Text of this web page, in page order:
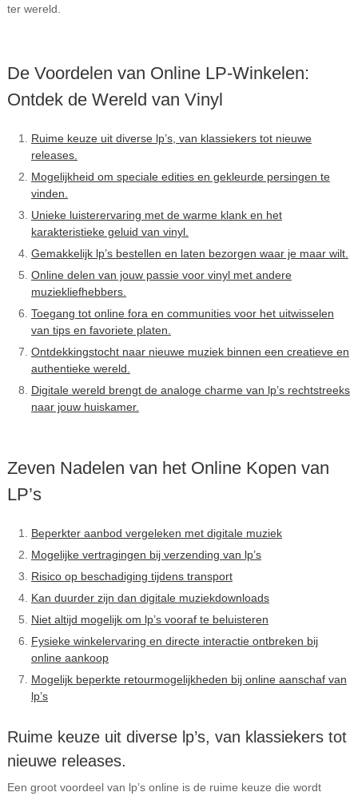
ter wereld.
De Voordelen van Online LP-Winkelen:
Ontdek de Wereld van Vinyl
Ruime keuze uit diverse lp’s, van klassiekers tot nieuwe
releases.
Mogelijkheid om speciale edities en gekleurde persingen te
vinden.
Unieke luisterervaring met de warme klank en het
karakteristieke geluid van vinyl.
Gemakkelijk lp’s bestellen en laten bezorgen waar je maar wilt.
Online delen van jouw passie voor vinyl met andere
muziekliefhebbers.
Toegang tot online fora en communities voor het uitwisselen
van tips en favoriete platen.
Ontdekkingstocht naar nieuwe muziek binnen een creatieve en
authentieke wereld.
Digitale wereld brengt de analoge charme van lp’s rechtstreeks
naar jouw huiskamer.
Zeven Nadelen van het Online Kopen van
LP’s
Beperkter aanbod vergeleken met digitale muziek
Mogelijke vertragingen bij verzending van lp’s
Risico op beschadiging tijdens transport
Kan duurder zijn dan digitale muziekdownloads
Niet altijd mogelijk om lp’s vooraf te beluisteren
Fysieke winkelervaring en directe interactie ontbreken bij
online aankoop
Mogelijk beperkte retourmogelijkheden bij online aanschaf van
lp’s
Ruime keuze uit diverse lp’s, van klassiekers tot
nieuwe releases.
Een groot voordeel van lp’s online is de ruime keuze die wordt